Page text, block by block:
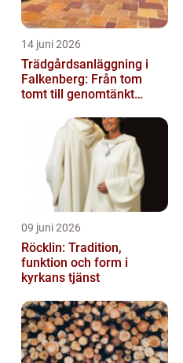
14 juni 2026
Trädgårdsanläggning i
Falkenberg: Från tom
tomt till genomtänkt
09 juni 2026
Röcklin: Tradition,
funktion och form i
kyrkans tjänst